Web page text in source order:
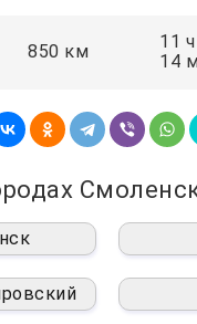
850 км
11 ч
14